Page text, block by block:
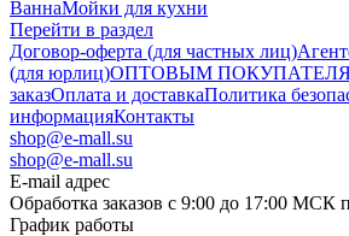
ВаннаМойки для кухни
Перейти в раздел
Договор-оферта (для частных лиц)
(для юрлиц)ОПТОВЫМ
заказОплата и доставкаПолитика
информацияКонтакты
shop@e-mall.su
shop@e-mall.su
E-mail адрес
Обработка заказов с 9:00 до 17:00 МСК
График работы